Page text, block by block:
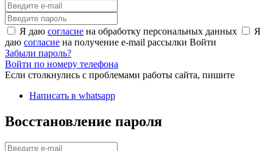
Я даю согласие на обработку персональных данных
Я
даю согласие на получение e-mail рассылки Войти
Забыли пароль?
Войти по номеру телефона
Если столкнулись с проблемами работы сайта, пишите
Написать в whatsapp
Восстановление пароля